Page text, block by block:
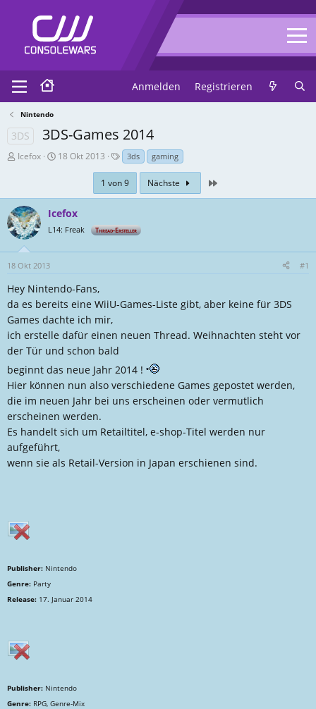
Anmelden Registrieren
Nintendo
3DS 3DS-Games 2014
T
e
a
d
-
E
r
t
e
l
e
r
Icefox
E
t
e
u
s
d
a
u
m
18 Okt 2013
T
g
s
3ds gaming
1 von 9 Nächste
Icefox
L14: Freak Thread-Ersteller
18 Okt 2013 #1
Hey Nintendo-Fans,
da es bereits eine WiiU-Games-Liste gibt, aber keine für 3DS
Games dachte ich mir,
ich erstelle dafür einen neuen Thread. Weihnachten steht vor
der Tür und schon bald
beginnt das neue Jahr 2014 !
Hier können nun also verschiedene Games gepostet werden,
die im neuen Jahr bei uns erscheinen oder vermutlich
erscheinen werden.
Es handelt sich um Retailtitel, e-shop-Titel werden nur
aufgeführt,
wenn sie als Retail-Version in Japan erschienen sind.
Publisher: Nintendo
Genre: Party
Release: 17. Januar 2014
Publisher: Nintendo
Genre: RPG, Genre-Mix